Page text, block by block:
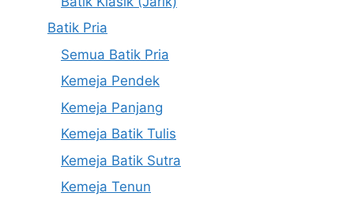
Batik Pria
Semua Batik Pria
Kemeja Pendek
Kemeja Panjang
Kemeja Batik Tulis
Kemeja Batik Sutra
Kemeja Tenun